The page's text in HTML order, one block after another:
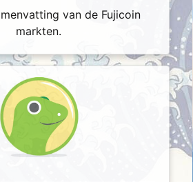
van de Fujicoin
markten.